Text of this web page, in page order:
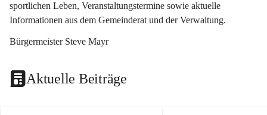
sportlichen Leben, Veranstaltungstermine sowie aktuelle
Informationen aus dem Gemeinderat und der Verwaltung.
Bürgermeister Steve Mayr
Aktuelle Beiträge